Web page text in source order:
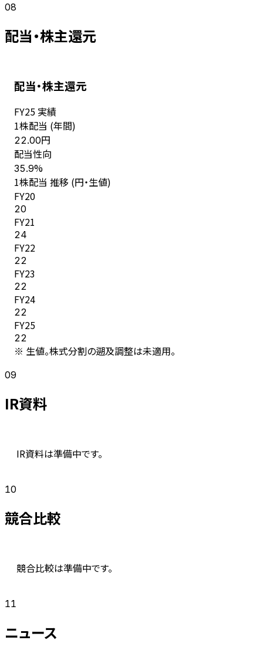
08
配当・株主還元
配当・株主還元
FY25 実績
1株配当 (年間)
22.00円
配当性向
35.9%
1株配当 推移 (円・生値)
FY20
20
FY21
24
FY22
22
FY23
22
FY24
22
FY25
22
※ 生値。株式分割の遡及調整は未適用。
09
IR資料
IR資料は準備中です。
10
競合比較
競合比較は準備中です。
11
ニュース